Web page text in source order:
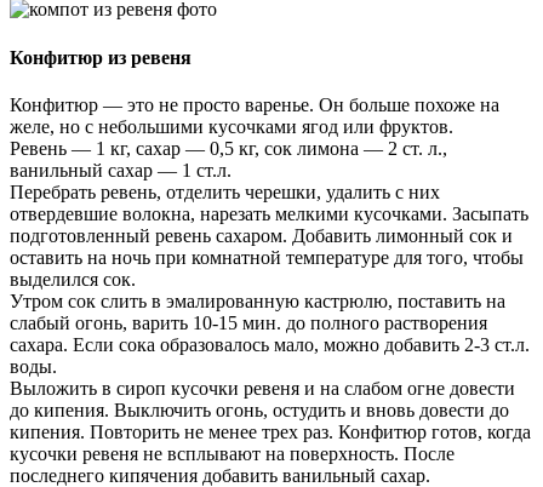
Конфитюр из ревеня
Конфитюр — это не просто варенье. Он больше похоже на
желе, но с небольшими кусочками ягод или фруктов.
Ревень — 1 кг, сахар — 0,5 кг, сок лимона — 2 ст. л.,
ванильный сахар — 1 ст.л.
Перебрать ревень, отделить черешки, удалить с них
отвердевшие волокна, нарезать мелкими кусочками. Засыпать
подготовленный ревень сахаром. Добавить лимонный сок и
оставить на ночь при комнатной температуре для того, чтобы
выделился сок.
Утром сок слить в эмалированную кастрюлю, поставить на
слабый огонь, варить 10-15 мин. до полного растворения
сахара. Если сока образовалось мало, можно добавить 2-3 ст.л.
воды.
Выложить в сироп кусочки ревеня и на слабом огне довести
до кипения. Выключить огонь, остудить и вновь довести до
кипения. Повторить не менее трех раз. Конфитюр готов, когда
кусочки ревеня не всплывают на поверхность. После
последнего кипячения добавить ванильный сахар.